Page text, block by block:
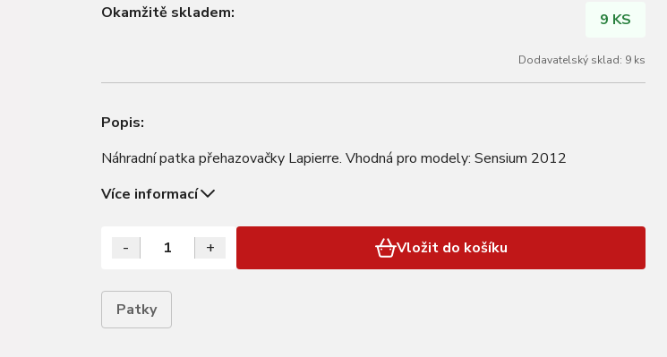
Okamžitě skladem: 9 KS
Dodavatelský sklad: 9 ks
Popis:
Náhradní patka přehazovačky Lapierre. Vhodná pro modely: Sensium 2012
Více informací
- + Vložit do košíku
Patky